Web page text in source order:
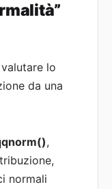
lo
da una
,
normali